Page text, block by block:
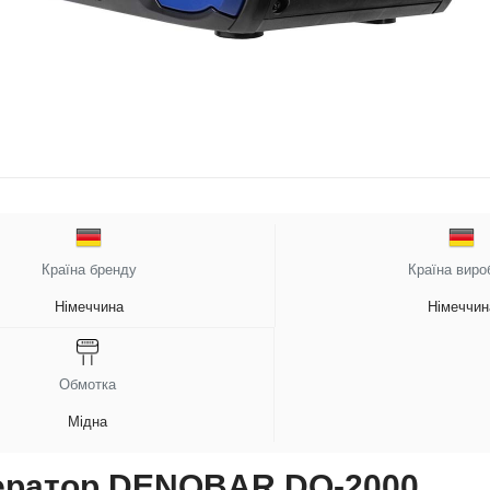
Країна бренду
Німеччина
Країна
Обмотка
Мідна